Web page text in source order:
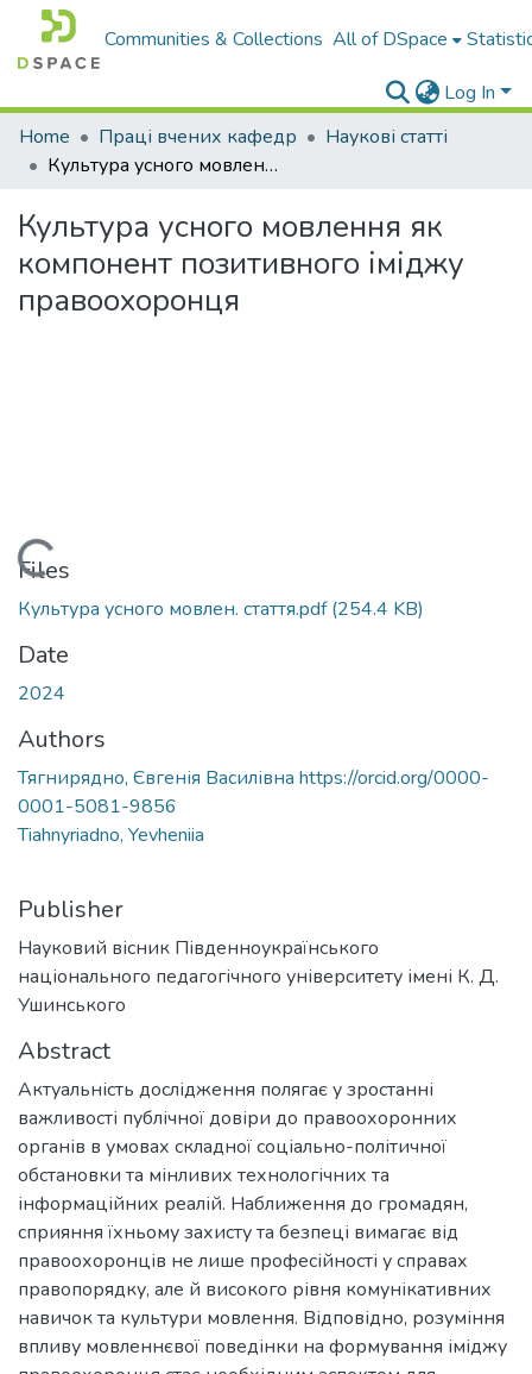
Communities & Collections All of DSpace
Log In
Home
Праці вчених кафедр
Наукові статті
Культура усного мовлення як компонент позитивного іміджу правоохоронця
Культура усного мовлення як
компонент позитивного іміджу
правоохоронця
Files
Культура усного мовлен. стаття.pdf(254.4 KB)
Date
2024
Authors
Тягнирядно, Євгенія Василівна https://orcid.org/0000-
0001-5081-9856
Tiahnyriadno, Yevheniia
Publisher
Науковий вісник Південноукраїнського
національного педагогічного університету імені К. Д.
Ушинського
Abstract
Актуальність дослідження полягає у зростанні
важливості публічної довіри до правоохоронних
органів в умовах складної соціально-політичної
обстановки та мінливих технологічних та
інформаційних реалій. Наближення до громадян,
сприяння їхньому захисту та безпеці вимагає від
правоохоронців не лише професійності у справах
правопорядку, але й високого рівня комунікативних
навичок та культури мовлення. Відповідно, розуміння
впливу мовленнєвої поведінки на формування іміджу